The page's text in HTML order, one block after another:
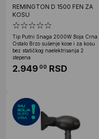
REMINGTON D 1500 FEN ZA
KOSU
Tip Putni Snaga 2000W Boja Crna
Ostalo Brzo sušenje kose i za kosu
bez statičkog naelektrisanja 2
stepena
2.949 00 RSD